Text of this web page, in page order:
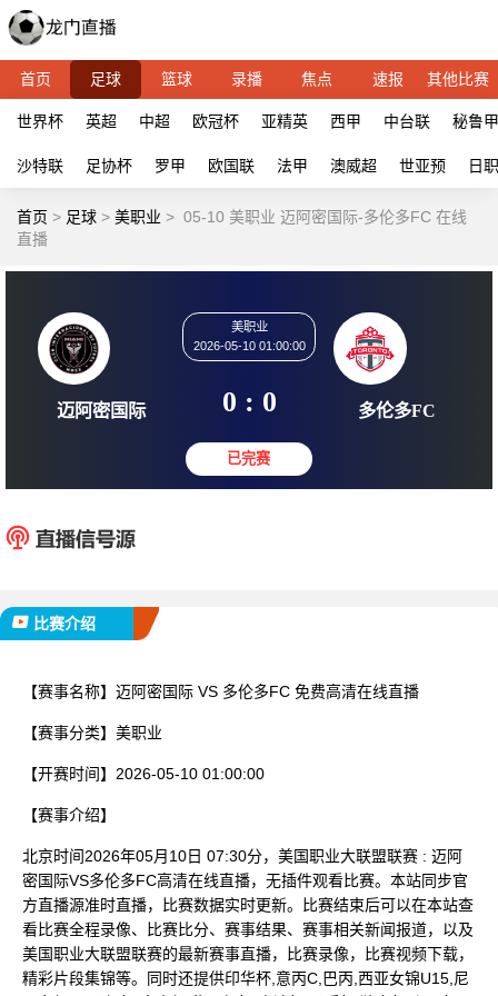
首页 足球 篮球 录播 焦点 速报 其他比赛
世界杯 英超 中超 欧冠杯 亚精英 西甲 中台联 秘鲁甲
沙特联 足协杯 罗甲 欧国联 法甲 澳威超 世亚预 日
首页 > 足球 > 美职业 > 05-10 美职业 迈阿密国际-多伦多FC 在线
直播
2026-05-10 01:00:00
0 : 0
比赛介绍
【赛事名称】 迈阿密国际 VS 多伦多FC 免费高清在线直播
【赛事分类】 美职业
【开赛时间】 2026-05-10 01:00:00
【赛事介绍】
北京时间2026年05月10日 07:30分，美国职业大联盟联赛 : 迈阿
密国际VS多伦多FC高清在线直播，无插件观看比赛。本站同步官
方直播源准时直播，比赛数据实时更新。比赛结束后可以在本站查
看比赛全程录像、比赛比分、赛事结果、赛事相关新闻报道，以及
美国职业大联盟联赛的最新赛事直播，比赛录像，比赛视频下载，
精彩片段集锦等。同时还提供印华杯,意丙C,巴丙,西亚女锦U15,尼